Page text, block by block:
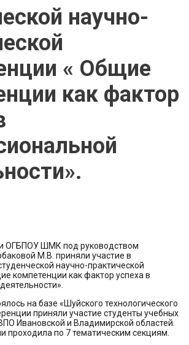
научно-
« Общие
как фактор
ОГБПОУ ШМК под руководством
М.В. приняли участие в
научно-практической
компетенции как фактор успеха в
на базе «Шуйского технологического
приняли участие студенты учебных
Ивановской и Владимирской областей.
проходила по 7 тематическим секциям.